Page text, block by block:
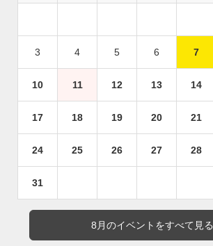
3 4 5 6 7
10 11 12 13 14
17 18 19 20 21
24 25 26 27 28
31
8月のイベントをすべて見る